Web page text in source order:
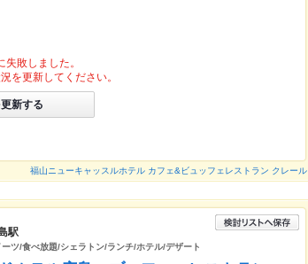
敗しました。
を更新してください。
新する
福山ニューキャッスルホテル カフェ&ビュッフェレストラン クレール
駅
ツ/食べ放題/シェラトン/ランチ/ホテル/デザート